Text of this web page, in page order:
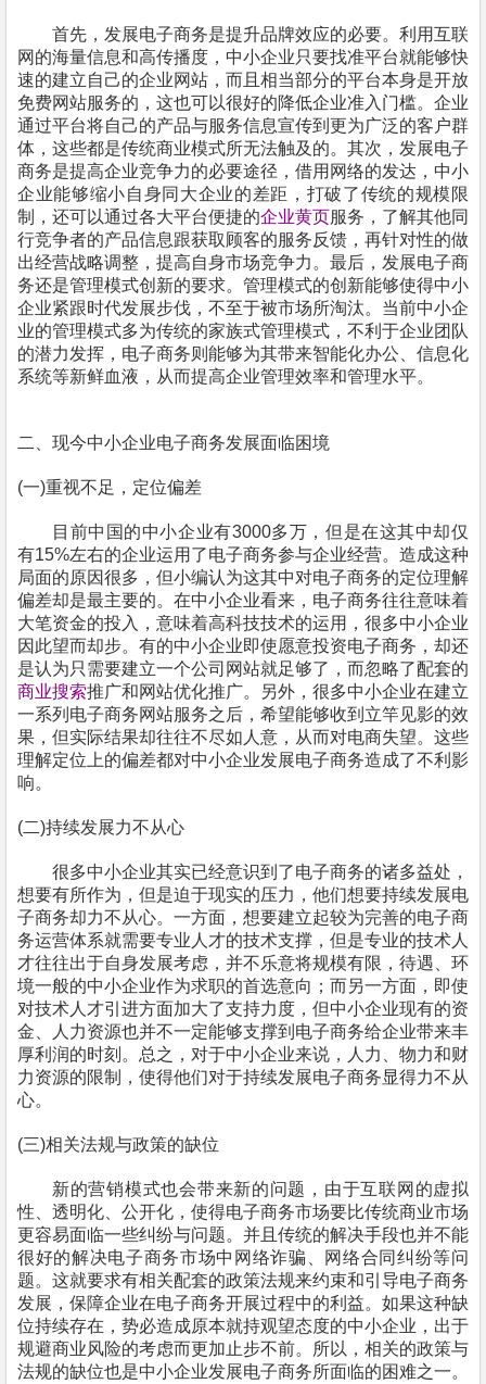
首先 ， 发展电子商务是提升品牌效应的必要。利用互联
网的海量信息和高传播度，中小企业只要找准平台就能够快
速的建立自己的企业网站，而且相当部分的平台本身是开放
免费网站服务的，这也可以很好的降低企业准入门槛。企业
通过平台将自己的产品与服务信息宣传到 更为广泛的客户群
体 ， 这些都是传统商业模式所无法触及的。其次 ， 发展电子
商务是提高企业竞争力的必要途径， 借用网络的发达 ，中小
企业能够缩小自身同大企业的差距 ， 打破了传统的规模限
制
， 还可以通过各大平台便捷的企业黄页服务， 了解其他同
行竞争者的产品信息跟获取 顾客的服务反馈 ，再针对性的做
出经营战略调整 ， 提高自身市场竞争力。最后 ， 发展电子商
务还是管理模式创新的要求。管理模式的创新能够使得中小
企业紧跟时代发展步伐 ， 不至于被市场所淘汰。 当前中小企
业的管理模式多为传统的家族式管理模式 ， 不利于企业团队
的潜力发挥 ， 电子商务则能够为其带来智能化办公、信息化
系统等新鲜血液 ， 从而提高企业管理效率和管理水平。
二、现今中小企业电子商务发展面临困境
(一)重视不足 ， 定位偏差
目前中国的中小企业有3000多万 ，但是在这其中却仅
有15%左右的企业运用了电子商务参与企业经营。造成这种
局面的原因很多 ， 但小编认为这其中对电子商务的定位理解
偏差却是最主要的。在中小企业看来 ， 电子商务往往意味着
大笔资金的投入 ， 意味着高科技技术的运用 ， 很多中小企业
因此望而却步。有的中小企业即使愿意投资电子商务 ， 却还
是认为只需要建立一个公司网站就足够了 ，而忽略了配套的
商业搜索推广和网站优化推广。另外 ， 很多中小企业在建立
一系列电子商务网站服务之后 ， 希望能够收到立竿见影的效
果 ， 但实际结果却往往不尽如人意 ， 从而对电商失望。这些
理解定位上的偏差都对中小企业发展电子商务造成了不利影
响。
(二)持续发展力不从心
很多中小企业其实已经意识到了电子商务的诸多益处 ，
想要有所作为 ， 但是迫于现实的压力 ， 他们想要持续发展电
子商务却力不从心。一方面 ， 想要建立起较为完善的电子商
务运营体系就需要专业人才的技术支撑 ， 但是专业的技术人
才往往出于自身发展考虑 ， 并不乐意将规模有限 ， 待遇、环
境一般的中小企业作为求职的首选意向 ；而另一方面 ， 即使
对技术人才引进方面加大了支持力度 ， 但中小企业现有的资
金、人力资源也并不一定能够支撑到电子商务给企业带来丰
厚利润的时刻。总之 ， 对于中小企业来说 ，
人力、物力和财
力资源的限制
， 使得他们对于持续发展电子商务显得力不从
心。
(三)相关法规与政策的缺位
新的营销模式也会带来新的问题 ， 由于互联网的虚拟
性、透明化、公开化 ， 使得电子商务市场要比传统商业市场
更容易面临一些纠纷与问题。并且传统的解决手段也并不能
很好的解决电子商务市场中网络诈骗
网络合同纠纷等问
题。这就要求有相关配套的政策法规来约束和引导电子商务
发展 ，保障企业在电子商务开展过程中的利益。如果这种缺
位持续存在 ， 势必造成原本就持观望态度的中小企业， 出于
规避商业风险的考虑而更加止步不前。所以 ， 相关的政策与
法规的缺位也是中小企业发展电子商务所面临的困难之一。